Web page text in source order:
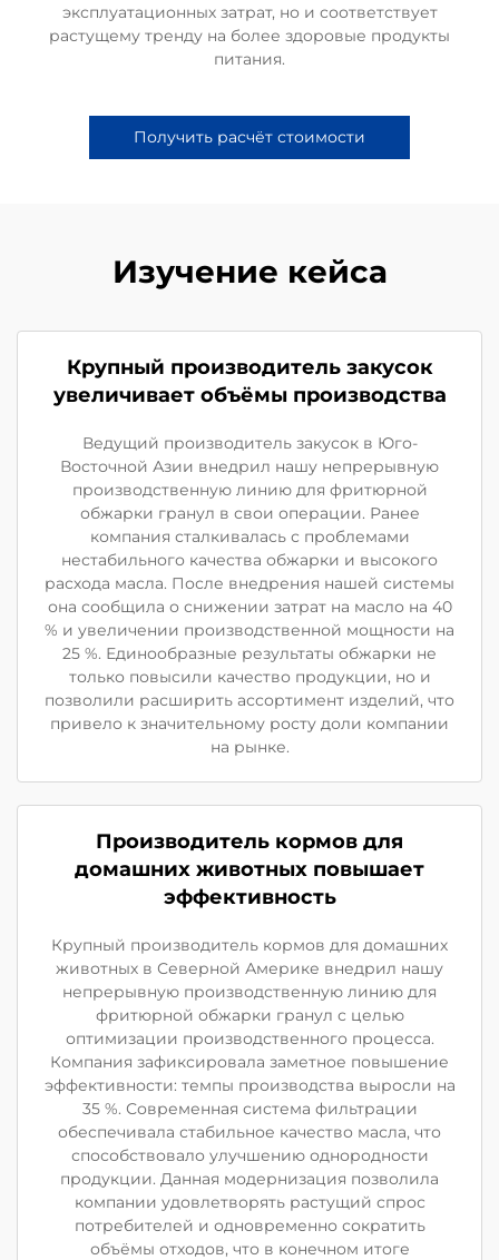
эксплуатационных затрат, но и соответствует
растущему тренду на более здоровые продукты
питания.
Получить расчёт стоимости
Изучение кейса
Крупный производитель закусок
увеличивает объёмы производства
Ведущий производитель закусок в Юго-
Восточной Азии внедрил нашу непрерывную
производственную линию для фритюрной
обжарки гранул в свои операции. Ранее
компания сталкивалась с проблемами
нестабильного качества обжарки и высокого
расхода масла. После внедрения нашей системы
она сообщила о снижении затрат на масло на 40
% и увеличении производственной мощности на
25 %. Единообразные результаты обжарки не
только повысили качество продукции, но и
позволили расширить ассортимент изделий, что
привело к значительному росту доли компании
на рынке.
Производитель кормов для
домашних животных повышает
эффективность
Крупный производитель кормов для домашних
животных в Северной Америке внедрил нашу
непрерывную производственную линию для
фритюрной обжарки гранул с целью
оптимизации производственного процесса.
Компания зафиксировала заметное повышение
эффективности: темпы производства выросли на
35 %. Современная система фильтрации
обеспечивала стабильное качество масла, что
способствовало улучшению однородности
продукции. Данная модернизация позволила
компании удовлетворять растущий спрос
потребителей и одновременно сократить
объёмы отходов, что в конечном итоге